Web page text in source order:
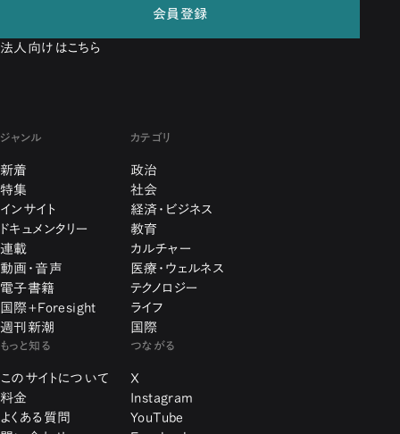
会員登録
法人向けはこちら
ジャンル
新着
特集
インサイト
ドキュメンタリー
連載
動画・音声
電子書籍
国際+Foresight
週刊新潮
カテゴリ
政治
社会
経済・ビジネス
教育
カルチャー
医療・ウェルネス
テクノロジー
ライフ
国際
もっと知る
このサイトについて
料金
よくある質問
つながる
X
Instagram
YouTube